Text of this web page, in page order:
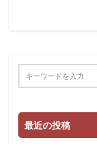
最近の投稿